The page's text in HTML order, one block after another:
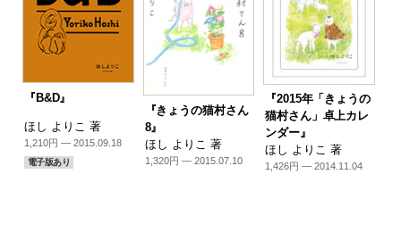
『B&D』
ほし よりこ 著
1,210円 — 2015.09.18
電子版あり
『きょうの猫村さん
8』
ほし よりこ 著
1,320円 — 2015.07.10
『2015年「きょうの
猫村さん」卓上カレ
ンダー』
ほし よりこ 著
1,426円 — 2014.11.04